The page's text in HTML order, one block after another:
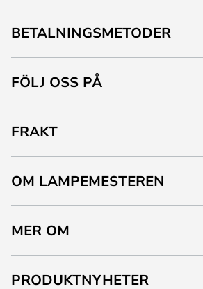
BETALNINGSMETODER
FÖLJ OSS PÅ
FRAKT
OM LAMPEMESTEREN
MER OM
PRODUKTNYHETER